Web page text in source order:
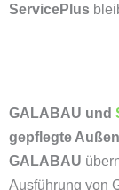
ServicePlus
GALABAU und
gepflegte
GALABAU
Ausführung von